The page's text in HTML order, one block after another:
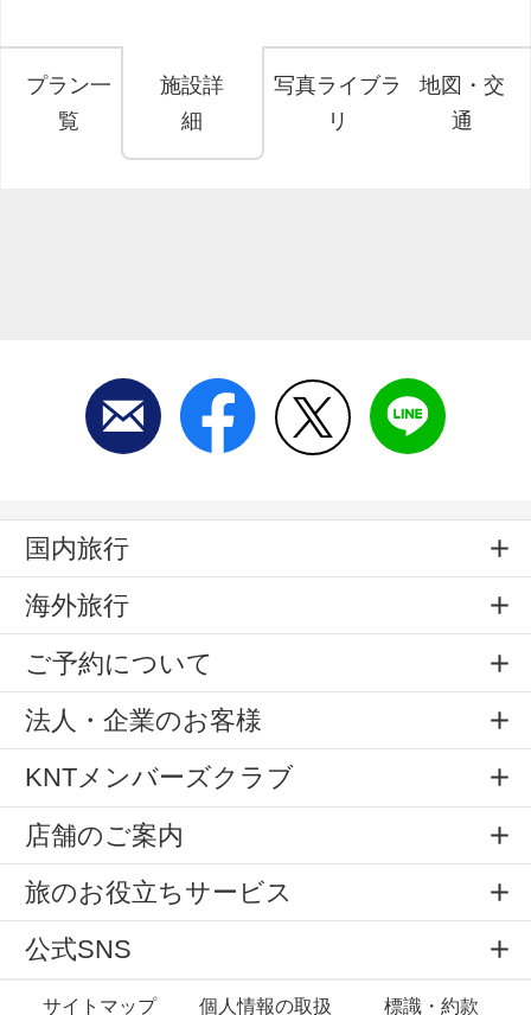
プラン一
覧
施設詳
細
写真ライブラ
リ
地図・交
通
国内旅行
海外旅行
ご予約について
法人・企業のお客様
KNTメンバーズクラブ
店舗のご案内
旅のお役立ちサービス
公式SNS
サイトマップ 個人情報の取扱 標識・約款